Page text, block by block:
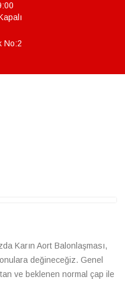
No:2
Karın Aort Balonlaşması,
değineceğiz. Genel
ve beklenen normal çap ile